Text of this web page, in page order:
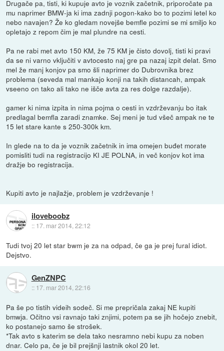
Drugače pa, tisti, ki kupuje avto je voznik začetnik, priporočate pa
mu naprimer BMW-ja ki ima zadnji pogon-kako bo to pozimi letel ko
nebo navajen? Že ko gledam novejše bemfle pozimi se mi smiljo ko
opletajo z repom čim je mal plundre na cesti.
Pa ne rabi met avto 150 KM, že 75 KM je čisto dovolj, tisti ki pravi
da se ni varno vključiti v avtocesto naj gre pa nazaj izpit delat. Smo
mel že manj konjov pa smo šli naprimer do Dubrovnika brez
problema (seveda mal mankajo konji na takih distancah, ampak
vseeno on tako ali tako ne išče avta za res dolge razdalje).
gamer ki nima izpita in nima pojma o cesti in vzdrževanju bo itak
predlagal bemfla zaradi znamke. Sej meni je tud všeč ampak ne te
15 let stare kante s 250-300k km.
In glede na to da je voznik začetnik in ima omejen buđet morate
pomisliti tudi na registracijo KI JE POLNA, in več konjov kot ima
dražje bo registracija.
Kupiti avto je najlažje, problem je vzdrževanje !
iloveboobz
:: 17. mar 2014, 22:12
Tudi tvoj 20 let star bwm je za na odpad, če ga je prej fural idiot.
Dejstvo.
GenZNPC
:: 17. mar 2014, 22:16
Pa še po tistih videih sodeč. Si me prepričala zakaj NE kupiti
bmwja. Očitno vsi ravnajo taki znjimi, potem pa se jih hočejo znebit,
ko postanejo samo še strošek.
*Tak avto s katerim se dela tako nesramno nebi kupu za noben
dnar. Celo pa, če je bil prejšnji lastnik okol 20 let.